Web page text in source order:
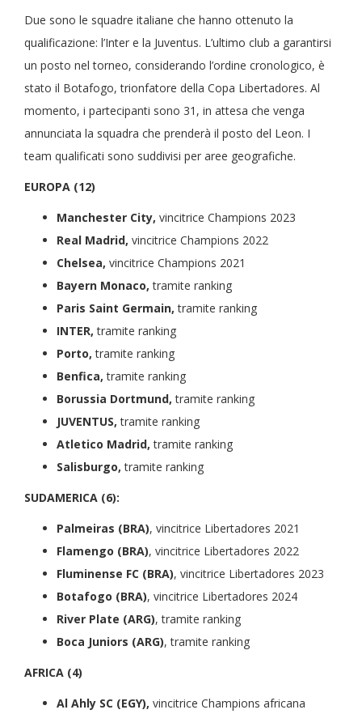
Due sono le squadre italiane che hanno ottenuto la
qualificazione: l’Inter e la Juventus. L’ultimo club a garantirsi
un posto nel torneo, considerando l’ordine cronologico, è
stato il Botafogo, trionfatore della Copa Libertadores. Al
momento, i partecipanti sono 31, in attesa che venga
annunciata la squadra che prenderà il posto del Leon. I
team qualificati sono suddivisi per aree geografiche.
EUROPA (12)
Manchester City, vincitrice Champions 2023
Real Madrid, vincitrice Champions 2022
Chelsea, vincitrice Champions 2021
Bayern Monaco,tramite ranking
Paris Saint Germain,tramite ranking
INTER,tramite ranking
Porto,tramite ranking
Benfica,tramite ranking
Borussia Dortmund,tramite ranking
JUVENTUS,tramite ranking
Atletico Madrid,tramite ranking
Salisburgo,tramite ranking
SUDAMERICA (6):
Palmeiras (BRA), vincitrice Libertadores 2021
Flamengo (BRA), vincitrice Libertadores 2022
Fluminense FC (BRA), vincitrice Libertadores 2023
Botafogo (BRA), vincitrice Libertadores 2024
River Plate (ARG), tramite ranking
Boca Juniors (ARG), tramite ranking
AFRICA (4)
Al Ahly SC (EGY), vincitrice Champions africana